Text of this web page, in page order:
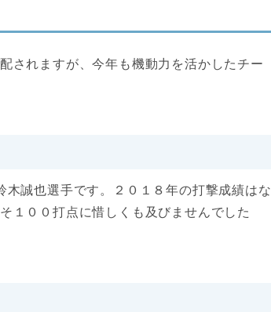
されますが、今年も機動力を活かしたチー
誠也選手です。２０１８年の打撃成績はな
１００打点に惜しくも及びませんでした